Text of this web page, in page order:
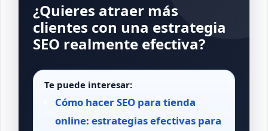
¿Quieres atraer más
clientes con una estrategia
SEO realmente efectiva?
Te puede interesar:
Cómo hacer SEO para tienda
online: estrategias efectivas para